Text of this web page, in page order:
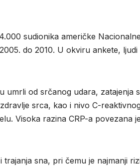
sudionika američke
do 2010. U okviru ankete, ljudi
umrli od srčanog udara, zatajenja
srca, kao i nivo C-
Visoka razina CRP-a povezana
sna, pri čemu je najmanji